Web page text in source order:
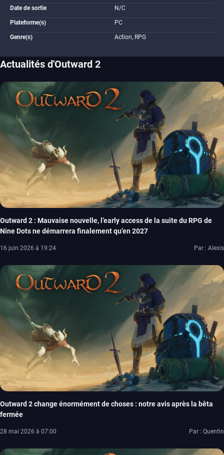
Date de sortie N/C
Plateforme(s) PC
Genre(s) Action, RPG
Actualités d'Outward 2
Outward 2 : Mauvaise nouvelle, l’early access de la suite du RPG de
Nine Dots ne démarrera finalement qu’en 2027
16 juin 2026 à 19:24 Par : Alexis
Outward 2 change énormément de choses : notre avis après la bêta
fermée
28 mai 2026 à 07:00 Par : Quentin